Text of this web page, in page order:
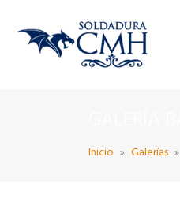
Inicio Galerías